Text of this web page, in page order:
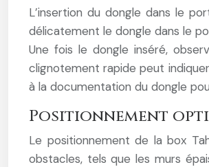
L’insertion du dongle dans le
délicatement le dongle dans le
Une fois le dongle inséré,
clignotement rapide peut
à la documentation du dongle
Positionnement
Le positionnement de la box
obstacles, tels que les murs